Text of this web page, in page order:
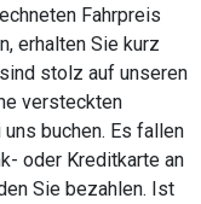
Fahrpreis
erhalten Sie kurz
stolz auf unseren
versteckten
buchen. Es fallen
oder Kreditkarte an
Sie bezahlen. Ist